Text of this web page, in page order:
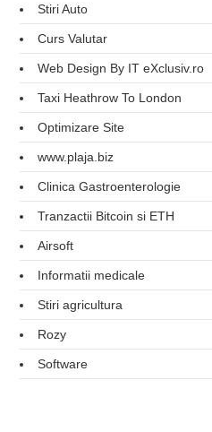
Stiri Auto
Curs Valutar
Web Design By IT eXclusiv.ro
Taxi Heathrow To London
Optimizare Site
www.plaja.biz
Clinica Gastroenterologie
Tranzactii Bitcoin si ETH
Airsoft
Informatii medicale
Stiri agricultura
Rozy
Software